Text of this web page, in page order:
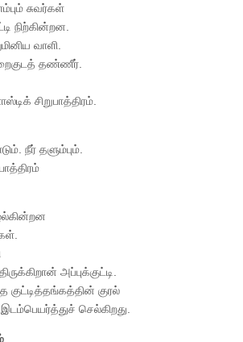
சுவர்கள்
நிற்கின்றன.
வாளி.
தண்ணீர்.
சிறுபாத்திரம்.
நீர் தளும்பும்.
அப்புக்குட்டி.
குட்டித்தங்கத்தின் குரல்
செல்கிறது.